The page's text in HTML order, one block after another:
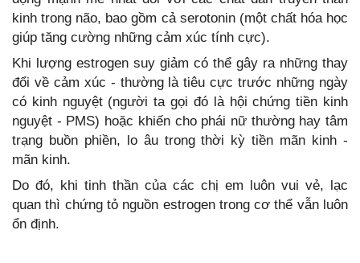
kinh trong não, bao gồm cả serotonin (một chất hóa học
giúp tăng cường những cảm xúc tính cực).
Khi lượng estrogen suy giảm có thể gây ra những thay
đổi về cảm xúc - thường là tiêu cực trước những ngày
có kinh nguyệt (người ta gọi đó là hội chứng tiền kinh
nguyệt - PMS) hoặc khiến cho phái nữ thường hay tâm
trạng buồn phiền, lo âu trong thời kỳ tiền mãn kinh -
mãn kinh.
Do đó, khi tinh thần của các chị em luôn vui vẻ, lạc
quan thì chứng tỏ nguồn estrogen trong cơ thể vẫn luôn
ổn định.